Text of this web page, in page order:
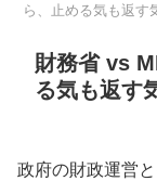
ら、止める気も返す
財務省 vs
る気も返す
政府の財政運営